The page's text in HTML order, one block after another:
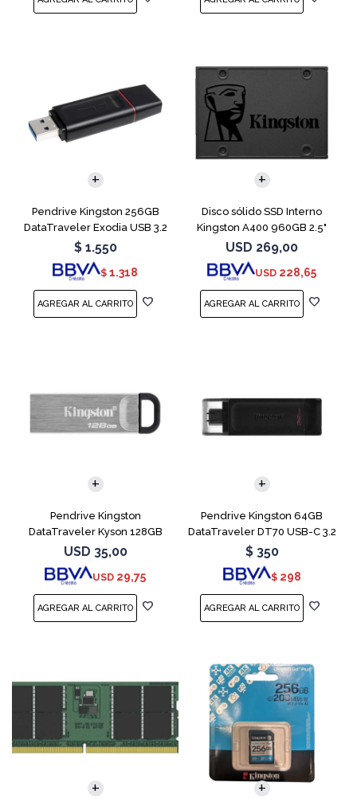
Pendrive Kingston 256GB
DataTraveler Exodia USB 3.2
$ 1.550
$ 1.318
Disco sólido SSD Interno
Kingston A400 960GB 2.5"
SATA 3
USD 269,00
USD 228,65
Pendrive Kingston
DataTraveler Kyson 128GB
USB 3.2
USD 35,00
USD 29,75
Pendrive Kingston 64GB
DataTraveler DT70 USB-C 3.2
$ 350
$ 298